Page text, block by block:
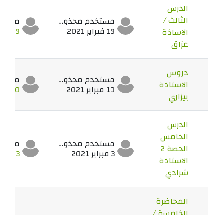
الدرس
الثالث /
الاساذة
عزاق
مستخدم محذوف
19 فبراير 2021 19 فبراير 2021
دروس
الاستاذة
بيزاري
مستخدم محذوف
10 فبراير 2021 10 فبراير 2021
الدرس
الخامس
الحصة 2
الاستاذة
شرادي
مستخدم محذوف
3 فبراير 2021 3 فبراير 2021
المحاضرة